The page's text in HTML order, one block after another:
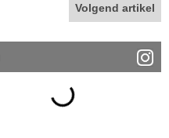
Volgend artikel